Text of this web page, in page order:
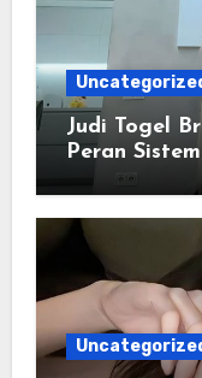
Judi Togel
Peran
Informasi